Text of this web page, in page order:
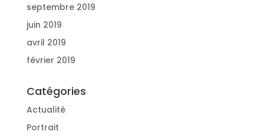
septembre 2019
juin 2019
avril 2019
février 2019
Catégories
Actualité
Portrait